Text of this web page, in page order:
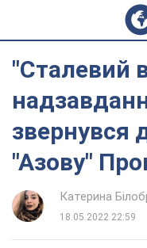
"Сталевий
звернувся
"Азову"
Катерина
18.05.2022 22:59